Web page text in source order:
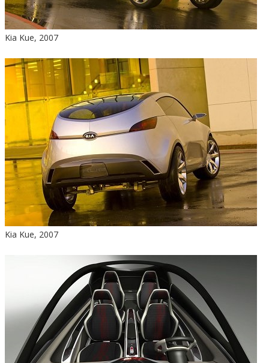
Kia Kue, 2007
Kia Kue, 2007